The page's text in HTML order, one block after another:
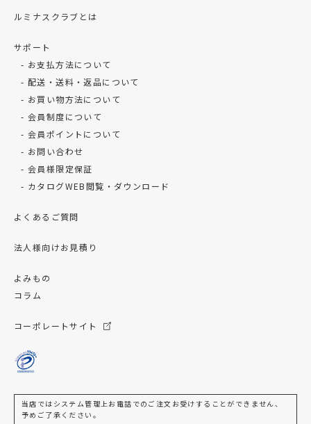
ルミナスクラブとは
サポート
お支払方法について
配送・送料・返品について
お買い物方法について
会員制度について
会員ポイントについて
お問い合わせ
会員様限定保証
カタログWEB閲覧・ダウンロード
よくあるご質問
法人様向けお見積り
よみもの
コラム
コーポレートサイト
当店ではシステム管理上お電話でのご注文お受けすることができません、
予めご了承ください。